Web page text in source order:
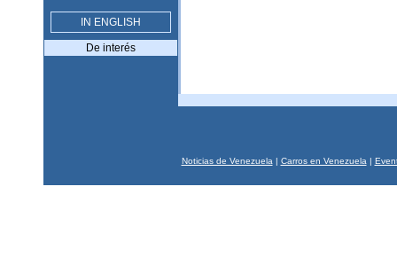
IN ENGLISH
De interés
Noticias de Venezuela | Carros en Venezuela |